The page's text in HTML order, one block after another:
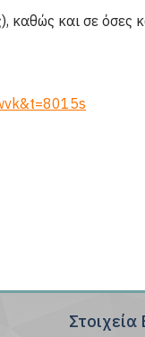
καθώς και σε όσες
Στοιχεία